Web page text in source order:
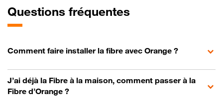
Questions fréquentes
Comment faire installer la fibre avec Orange ?
J’ai déjà la Fibre à la maison, comment passer à la
Fibre d’Orange ?